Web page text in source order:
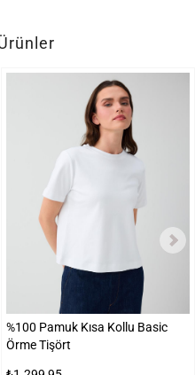
%100 Pamuk Kısa Kollu Basic
Örme Tişört